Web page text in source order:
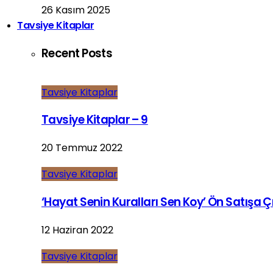
26 Kasım 2025
Tavsiye Kitaplar
Recent Posts
Tavsiye Kitaplar
Tavsiye Kitaplar – 9
20 Temmuz 2022
Tavsiye Kitaplar
‘Hayat Senin Kuralları Sen Koy’ Ön Satışa
12 Haziran 2022
Tavsiye Kitaplar